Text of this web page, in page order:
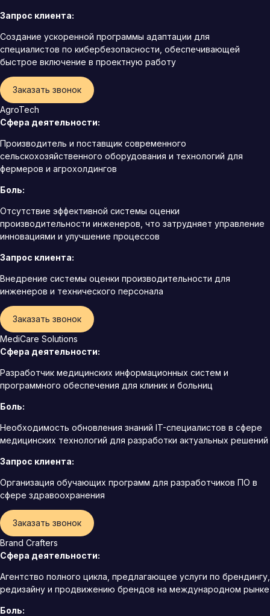
Запрос клиента:
Создание ускоренной программы адаптации для
специалистов по кибербезопасности, обеспечивающей
быстрое включение в проектную работу
Заказать звонок
AgroTech
Сфера деятельности:
Производитель и поставщик современного
сельскохозяйственного оборудования и технологий для
фермеров и агрохолдингов
Боль:
Отсутствие эффективной системы оценки
производительности инженеров, что затрудняет управление
инновациями и улучшение процессов
Запрос клиента:
Внедрение системы оценки производительности для
инженеров и технического персонала
Заказать звонок
MediCare Solutions
Сфера деятельности:
Разработчик медицинских информационных систем и
программного обеспечения для клиник и больниц
Боль:
Необходимость обновления знаний IT-специалистов в сфере
медицинских технологий для разработки актуальных решений
Запрос клиента:
Организация обучающих программ для разработчиков ПО в
сфере здравоохранения
Заказать звонок
Brand Crafters
Сфера деятельности:
Агентство полного цикла, предлагающее услуги по брендингу,
редизайну и продвижению брендов на международном рынке
Боль: